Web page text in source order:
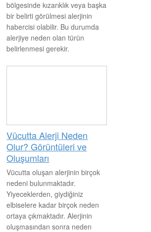
bölgesinde kızarıklık veya başka
bir belirti görülmesi alerjinin
habercisi olabilir. Bu durumda
alerjiye neden olan türün
belirlenmesi gerekir.
Vücutta Alerji Neden
Olur? Görüntüleri ve
Oluşumları
Vücutta oluşan alerjinin birçok
nedeni bulunmaktadır.
Yiyeceklerden, giydiğiniz
elbiselere kadar birçok neden
ortaya çıkmaktadır. Alerjinin
oluşmasından sonra neden